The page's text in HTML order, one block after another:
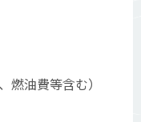
燃油費等含む）